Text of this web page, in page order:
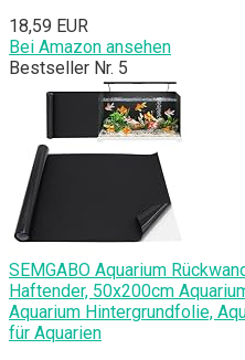
18,59 EUR
Bei Amazon ansehen
Bestseller Nr. 5
SEMGABO Aquarium
Haftender, 50x200cm
Aquarium Hintergrundfolie,
für Aquarien